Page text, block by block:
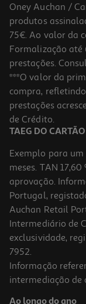
Oney Auchan /
produtos
75€. Ao valor da
Formalização até
prestações.
***O valor da
compra,
prestações
de Crédito.
TAEG DO
Exemplo para
meses. TAN
aprovação.
Portugal,
Auchan Retail
Intermediário de
exclusividade,
7952.
Informação
intermediação de
Ao longo do ano